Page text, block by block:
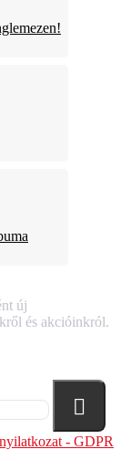
új
és akcióinkról.
- GDPR